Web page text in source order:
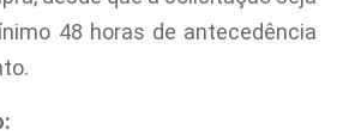
48 horas de antecedência